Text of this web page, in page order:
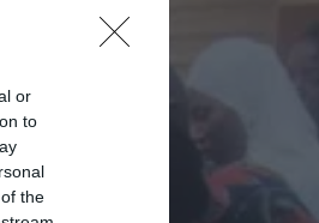
or
to
the